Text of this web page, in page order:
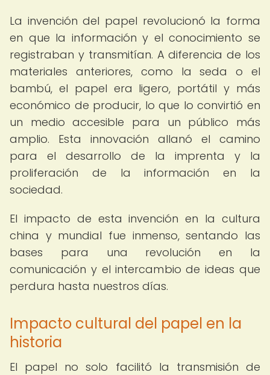
La invención del papel revolucionó la forma
en que la información y el conocimiento se
registraban y transmitían. A diferencia de los
materiales anteriores, como la seda o el
bambú, el papel era ligero, portátil y más
económico de producir, lo que lo convirtió en
un medio accesible para un público más
amplio. Esta innovación allanó el camino
para el desarrollo de la imprenta y la
proliferación de la información en la
sociedad.
El impacto de esta invención en la cultura
china y mundial fue inmenso, sentando las
bases para una revolución en la
comunicación y el intercambio de ideas que
perdura hasta nuestros días.
Impacto cultural del papel en la
historia
El papel no solo facilitó la transmisión de